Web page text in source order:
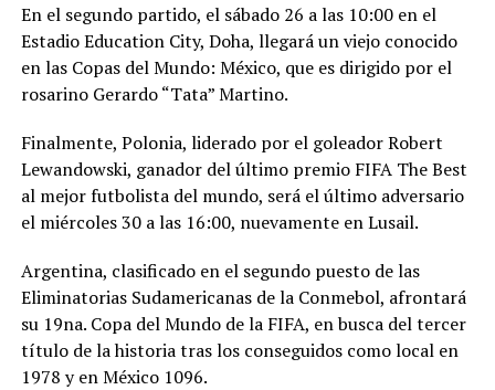
En el segundo partido, el sábado 26 a las 10:00 en el
Estadio Education City, Doha, llegará un viejo conocido
en las Copas del Mundo: México, que es dirigido por el
rosarino Gerardo “Tata” Martino.
Finalmente, Polonia, liderado por el goleador Robert
Lewandowski, ganador del último premio FIFA The Best
al mejor futbolista del mundo, será el último adversario
el miércoles 30 a las 16:00, nuevamente en Lusail.
Argentina, clasificado en el segundo puesto de las
Eliminatorias Sudamericanas de la Conmebol, afrontará
su 19na. Copa del Mundo de la FIFA, en busca del tercer
título de la historia tras los conseguidos como local en
1978 y en México 1096.